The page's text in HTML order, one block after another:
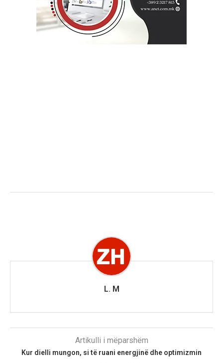
L. M
Artikulli i mëparshëm
Kur dielli mungon, si të ruani energjinë dhe optimizmin